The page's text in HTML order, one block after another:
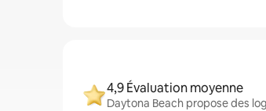
4,9 Évaluation moyenne
Daytona Beach propose des